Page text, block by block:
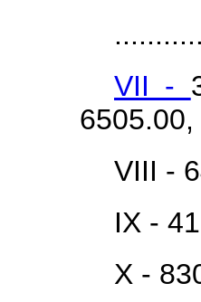
VII -
VIII -
IX -
X -